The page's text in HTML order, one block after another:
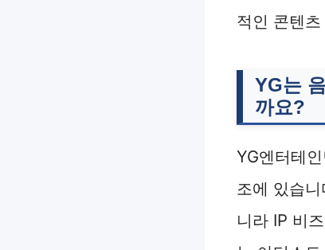
적인 콘텐
YG는
까요?
YG엔터테
조에 있습니
니라 IP 비